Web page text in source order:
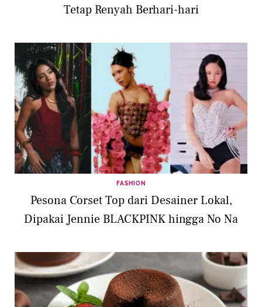
Tetap Renyah Berhari-hari
FASHION
Pesona Corset Top dari Desainer Lokal,
Dipakai Jennie BLACKPINK hingga No Na